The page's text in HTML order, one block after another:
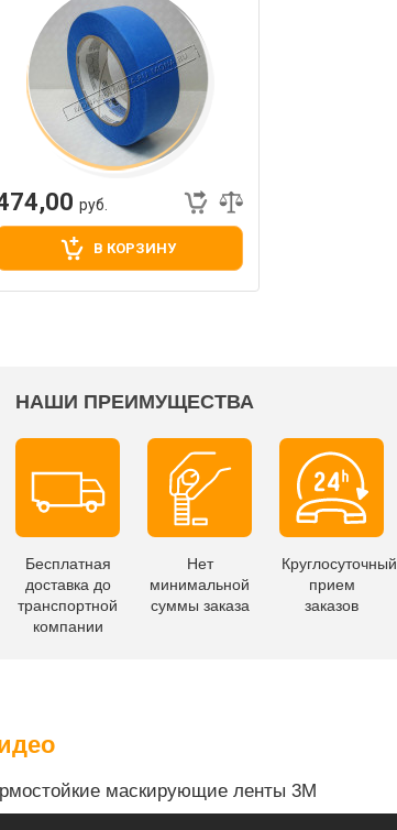
руб.
В КОРЗИНУ
НАШИ ПРЕИМУЩЕСТВА
Бесплатная
доставка до
транспортной
компании
Нет
минимальной
суммы заказа
Круглосуточный
прием
заказов
маскирующие ленты 3М